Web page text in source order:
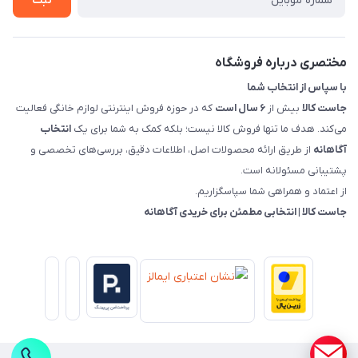
مختصری درباره فروشگاه
با سپاس از انتخاب شما
جاست کالا بیش از ۶ سال است
که در حوزه فروش اینترنتی لوازم خانگی فعالیت
می‌کند. هدف ما تنها فروش کالا نیست؛ بلکه کمک به شما برای یک انتخاب
آگاهانه از طریق ارائه محصولات اصل، اطلاعات دقیق، بررسی‌های تخصصی و
پشتیبانی مسئولانه است.
از اعتماد و همراهی شما سپاسگزاریم.
جاست کالا | انتخابی مطمئن برای خریدی آگاهانه